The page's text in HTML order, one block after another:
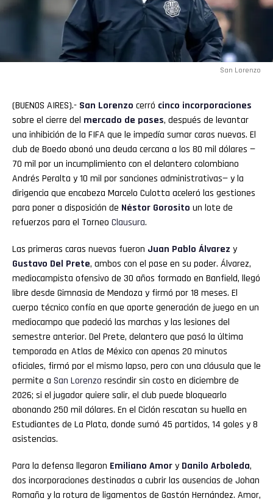
San Lorenzo
(BUENOS AIRES).- San Lorenzo cerró cinco incorporaciones
sobre el cierre del mercado de pases, después de levantar
una inhibición de la FIFA que le impedía sumar caras nuevas. El
club de Boedo abonó una deuda cercana a los 80 mil dólares —
70 mil por un incumplimiento con el delantero colombiano
Andrés Peralta y 10 mil por sanciones administrativas— y la
dirigencia que encabeza Marcelo Culotta aceleró las gestiones
para poner a disposición de Néstor Gorosito un lote de
refuerzos para el Torneo Clausura.
Las primeras caras nuevas fueron Juan Pablo Álvarez y
Gustavo Del Prete, ambos con el pase en su poder. Álvarez,
mediocampista ofensivo de 30 años formado en Banfield, llegó
libre desde Gimnasia de Mendoza y firmó por 18 meses. El
cuerpo técnico confía en que aporte generación de juego en un
mediocampo que padeció las marchas y las lesiones del
semestre anterior. Del Prete, delantero que pasó la última
temporada en Atlas de México con apenas 20 minutos
oficiales, firmó por el mismo lapso, pero con una cláusula que le
permite a San Lorenzo rescindir sin costo en diciembre de
2026; si el jugador quiere salir, el club puede bloquearlo
abonando 250 mil dólares. En el Ciclón rescatan su huella en
Estudiantes de La Plata, donde sumó 45 partidos, 14 goles y 8
asistencias.
Para la defensa llegaron Emiliano Amory Danilo Arboleda,
dos incorporaciones destinadas a cubrir las ausencias de Johan
Romaña y la rotura de ligamentos de Gastón Hernández. Amor,